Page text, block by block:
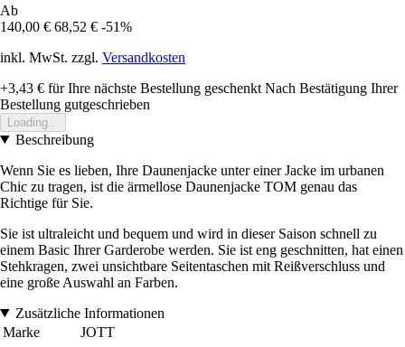
Ab
140,00 € 68,52 € -51%
inkl. MwSt. zzgl. Versandkosten
+3,43 € für Ihre nächste Bestellung geschenkt Nach Bestätigung Ihrer
Bestellung gutgeschrieben
Loading...
Beschreibung
Wenn Sie es lieben, Ihre Daunenjacke unter einer Jacke im urbanen
Chic zu tragen, ist die ärmellose Daunenjacke TOM genau das
Richtige für Sie.
Sie ist ultraleicht und bequem und wird in dieser Saison schnell zu
einem Basic Ihrer Garderobe werden. Sie ist eng geschnitten, hat einen
Stehkragen, zwei unsichtbare Seitentaschen mit Reißverschluss und
eine große Auswahl an Farben.
Zusätzliche Informationen
Marke
JOTT